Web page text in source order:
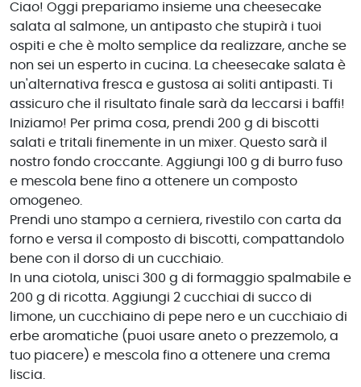
Ciao! Oggi prepariamo insieme una cheesecake
salata al salmone, un antipasto che stupirà i tuoi
ospiti e che è molto semplice da realizzare, anche se
non sei un esperto in cucina. La cheesecake salata è
un'alternativa fresca e gustosa ai soliti antipasti. Ti
assicuro che il risultato finale sarà da leccarsi i baffi!
Iniziamo! Per prima cosa, prendi 200 g di biscotti
salati e tritali finemente in un mixer. Questo sarà il
nostro fondo croccante. Aggiungi 100 g di burro fuso
e mescola bene fino a ottenere un composto
omogeneo.
Prendi uno stampo a cerniera, rivestilo con carta da
forno e versa il composto di biscotti, compattandolo
bene con il dorso di un cucchiaio.
In una ciotola, unisci 300 g di formaggio spalmabile e
200 g di ricotta. Aggiungi 2 cucchiai di succo di
limone, un cucchiaino di pepe nero e un cucchiaio di
erbe aromatiche (puoi usare aneto o prezzemolo, a
tuo piacere) e mescola fino a ottenere una crema
liscia.